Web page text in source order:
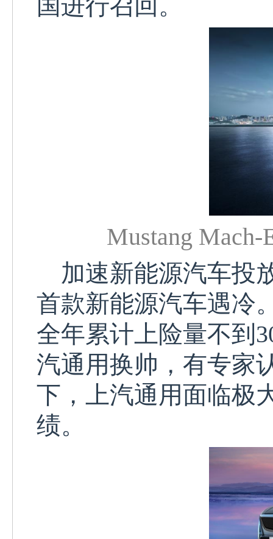
国进行召回。
Mustang Mach-
加速新能源汽车投
首款新能源汽车遇冷
全年累计上险量不到
汽通用换帅，有专家
下，上汽通用面临极
绩。